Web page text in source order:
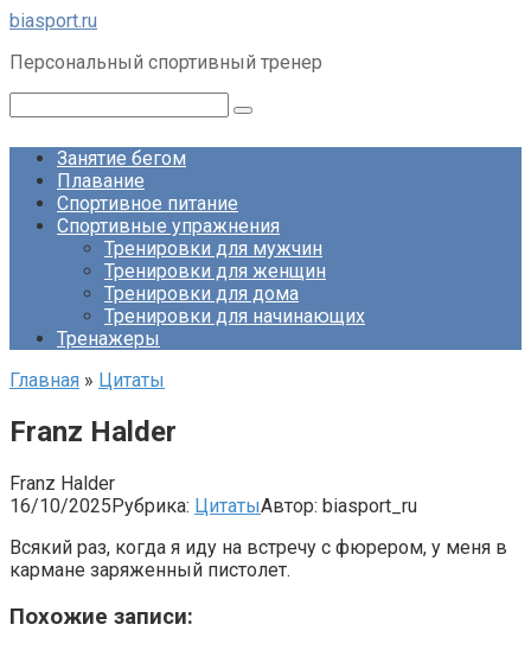
Перейти
контенту
biasport.ru
Персональный спортивный тренер
Занятие бегом
Плавание
Спортивное питание
Спортивные упражнения
Тренировки для мужчин
Тренировки для женщин
Тренировки для дома
Тренировки для начинающих
Тренажеры
Главная » Цитаты
Franz Halder
Franz Halder
16/10/2025Рубрика: ЦитатыАвтор: biasport_ru
Всякий раз, когда я иду на встречу с фюрером, у меня в
кармане заряженный пистолет.
Похожие записи: